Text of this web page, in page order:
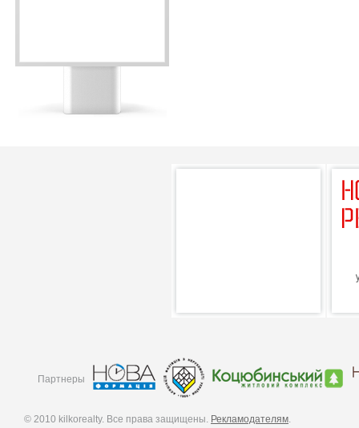
Партнеры
© 2010 kilkorealty. Все права защищены. Рекламодателям.